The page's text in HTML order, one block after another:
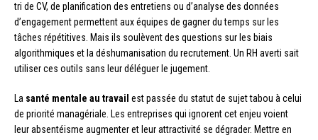
tri de CV, de planification des entretiens ou d’analyse des données
d’engagement permettent aux équipes de gagner du temps sur les
tâches répétitives. Mais ils soulèvent des questions sur les biais
algorithmiques et la déshumanisation du recrutement. Un RH averti sait
utiliser ces outils sans leur déléguer le jugement.
La santé mentale au travail est passée du statut de sujet tabou à celui
de priorité managériale. Les entreprises qui ignorent cet enjeu voient
leur absentéisme augmenter et leur attractivité se dégrader. Mettre en